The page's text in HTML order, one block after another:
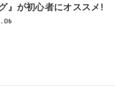
』が初心者にオススメ!